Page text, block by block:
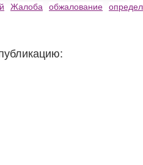
Жалоба обжалование